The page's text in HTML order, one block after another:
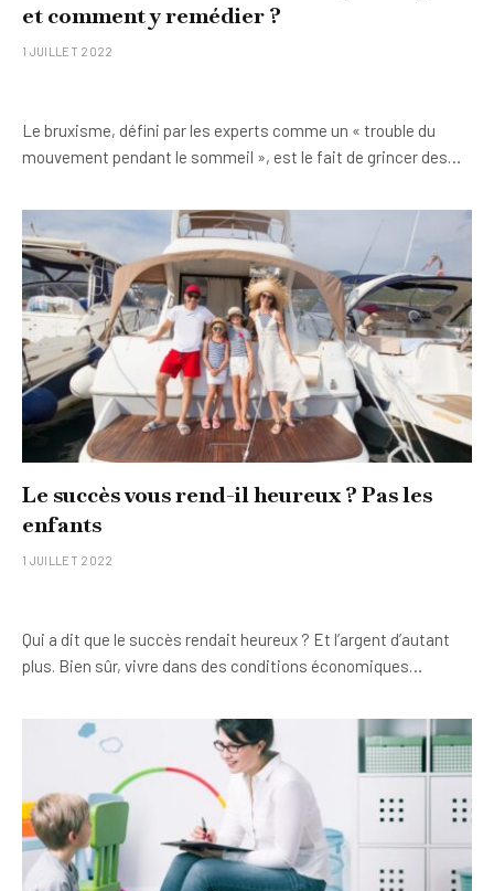
et comment y remédier ?
1 JUILLET 2022
Le bruxisme, défini par les experts comme un « trouble du
mouvement pendant le sommeil », est le fait de grincer des…
Le succès vous rend-il heureux ? Pas les
enfants
1 JUILLET 2022
Qui a dit que le succès rendait heureux ? Et l’argent d’autant
plus. Bien sûr, vivre dans des conditions économiques…